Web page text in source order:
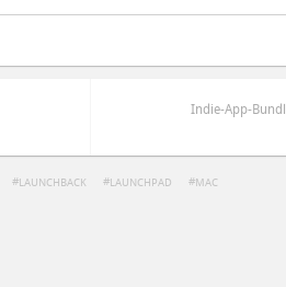
Indie-App-
LAUNCHBACK LAUNCHPAD MAC